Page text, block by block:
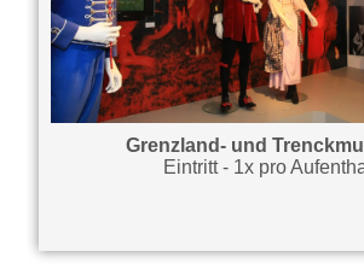
Grenzland- und
Eintritt - 1x pro